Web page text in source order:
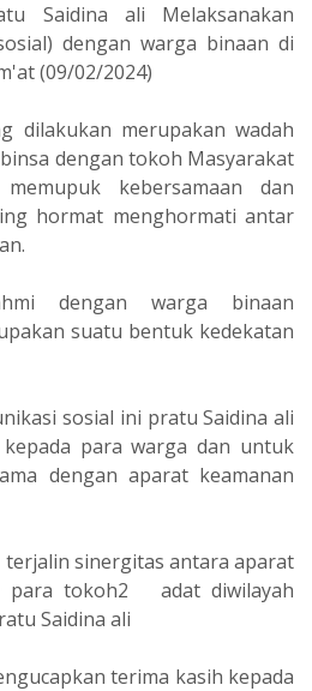
Saidina ali Melaksanakan
dengan warga binaan di
(09/02/2024)
dilakukan merupakan wadah
dengan tokoh Masyarakat
kebersamaan dan
hormat menghormati antar
dengan warga binaan
suatu bentuk kedekatan
sosial ini pratu Saidina ali
kepada para warga dan untuk
dengan aparat keamanan
terjalin sinergitas antara aparat
para tokoh2 adat diwilayah
Saidina ali
terima kasih kepada